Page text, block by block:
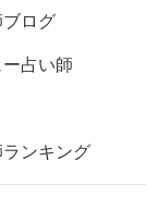
ログ
占い師
ンキング